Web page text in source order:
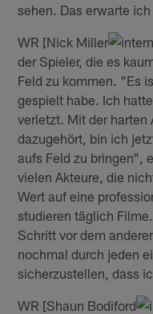
sehen. Das erwarte
WR [Nick Miller
der Spieler, die es
Feld zu kommen. "Es
gespielt habe. Ich
verletzt. Mit der harten
dazugehört, bin ich
aufs Feld zu bringen",
vielen Akteure, die
Wert auf eine
studieren täglich
Schritt vor dem
nochmal durch jeden
sicherzustellen, dass
WR [Shaun Bodiford